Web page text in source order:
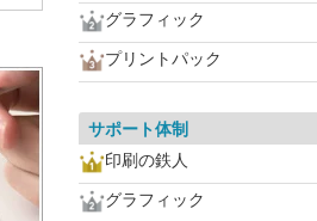
グラフィック
プリントパック
サポート体制
印刷の鉄人
グラフィック